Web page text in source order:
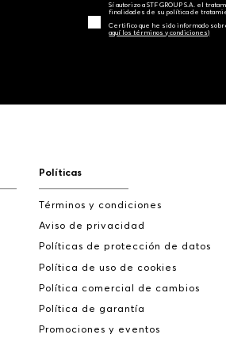
Sí autorizo a STF GROUP S.A. el
finalidades de su política de
Certifico que he sido informado
aquí los términos y condiciones)
Políticas
Términos y condiciones
Aviso de privacidad
Políticas de protección de datos
Política de uso de cookies
Política comercial de cambios
Política de garantía
Promociones y eventos